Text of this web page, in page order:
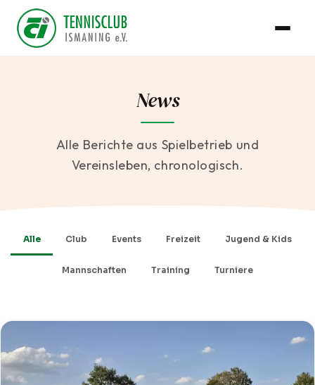
News
Alle Berichte aus Spielbetrieb und
Vereinsleben, chronologisch.
Alle Club Events Freizeit Jugend & Kids
Mannschaften Training Turniere